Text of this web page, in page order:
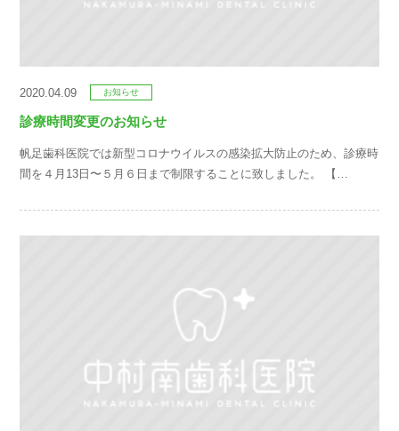
2020.04.09 お知らせ
診療時間変更のお知らせ
帆足歯科医院では新型コロナウイルスの感染拡大防止のため、診療時
間を４月13日〜５月６日まで制限することに致しました。 【…